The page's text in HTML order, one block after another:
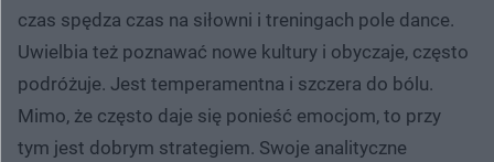
czas spędza czas na siłowni i treningach pole dance.
Uwielbia też poznawać nowe kultury i obyczaje, często
podróżuje. Jest temperamentna i szczera do bólu.
Mimo, że często daje się ponieść emocjom, to przy
tym jest dobrym strategiem. Swoje analityczne